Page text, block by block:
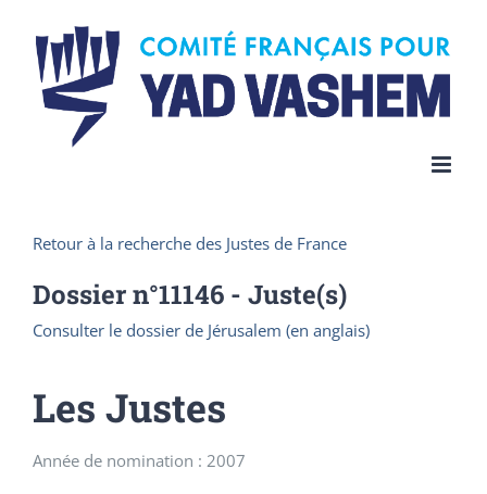
content
Retour à la recherche des Justes de France
Dossier n°11146 - Juste(s)
Consulter le dossier de Jérusalem (en anglais)
Les Justes
Année de nomination : 2007